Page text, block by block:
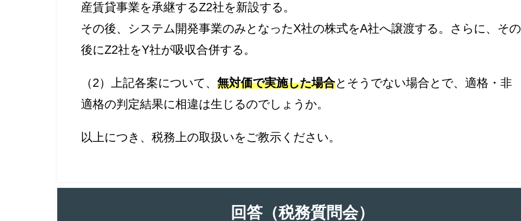
産賃貸事業を承継するZ2社を新設する。
その後、システム開発事業のみとなったX社の株式をA社へ譲渡する。さらに、その
後にZ2社をY社が吸収合併する。
（2）上記各案について、 無対価で実施した場合とそうでない場合とで、適格・非
適格の判定結果に相違は生じるのでしょうか。
以上につき、税務上の取扱いをご教示ください。
回答（税務質問会）